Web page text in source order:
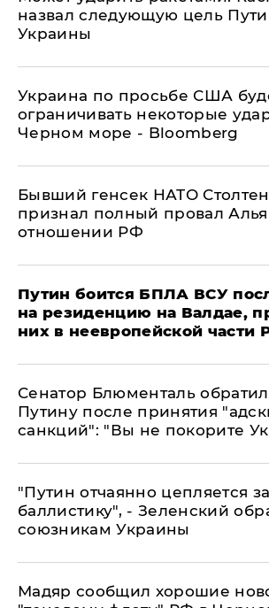
назвал следующую цель
Украины
Украина по просьбе США
ограничивать некоторые
Черном море - Bloomberg
Бывший генсек НАТО
признал полный провал
отношении РФ
Путин боится БПЛА ВСУ
на резиденцию на Валдае,
них в неевропейской части
Сенатор Блюменталь
Путину после принятия
санкций": "Вы не покорите
"Путин отчаянно цепляется за
баллистику", - Зеленский
союзникам Украины
Мадяр сообщил хорошие